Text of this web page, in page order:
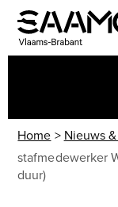
Skip
content
Open
mobile
Close
mobile
Home > Nieuws
stafmedewerker
duur)